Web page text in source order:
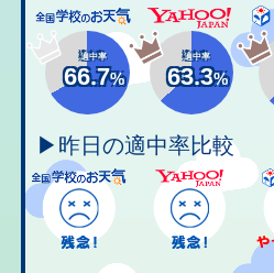
適中率
66.7%
適中率
63.3%
▶昨日の適中率比較